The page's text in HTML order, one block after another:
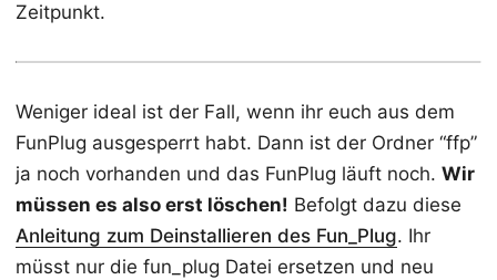
Zeitpunkt.
Weniger ideal ist der Fall, wenn ihr euch aus dem
FunPlug ausgesperrt habt. Dann ist der Ordner “ffp”
ja noch vorhanden und das FunPlug läuft noch. Wir
müssen es also erst löschen! Befolgt dazu diese
Anleitung zum Deinstallieren des Fun_Plug. Ihr
müsst nur die fun_plug Datei ersetzen und neu